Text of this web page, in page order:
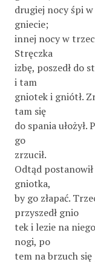
drugiej nocy śpi
gniecie;
innej nocy w
Stręczka
izbę, poszedł do
i tam
gniotek i gniótł.
tam się
do spania
go
zrzucił.
Odtąd
gniotka,
by go złapać.
przyszedł gnio­
tek i lezie na
nogi, po­
tem na brzuch się